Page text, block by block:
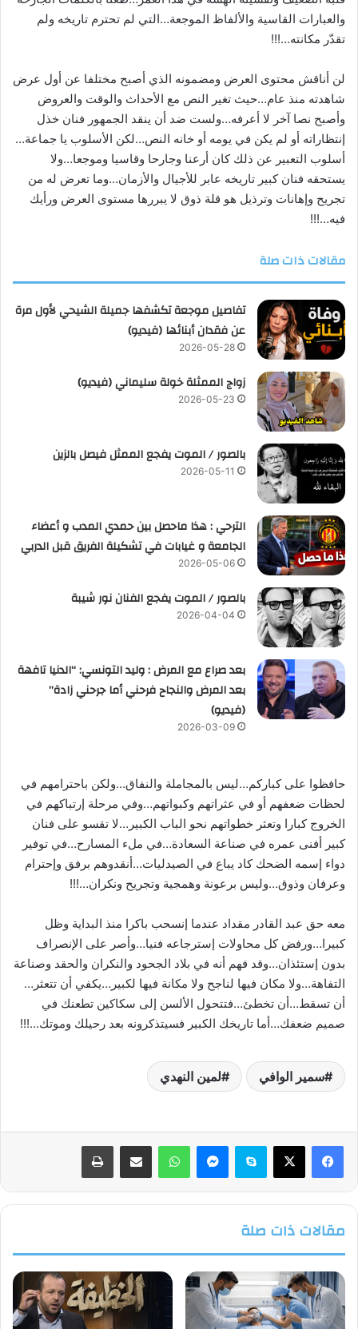
والعبارات القاسية والألفاظ الموجعة…التي لم تحترم تاريخه ولم
تقدّر مكانته…!!!
لن أناقش محتوى العرض ومضمونه الذي أصبح مختلفا عن أول عرض
شاهدته منذ عام…حيث تغير النص مع الأحداث والوقت والعروض
وأصبح نصا آخر لا أعرفه…ولست ضد أن ينقد الجمهور فنان خذل
إنتظاراته أو لم يكن في يومه أو خانه النص…لكن الأسلوب يا جماعة…
أسلوب التعبير عن ذلك كان أرعنا وجارحا وقاسيا وموجعا…ولا
يستحقه فنان كبير تاريخه عابر للأجيال والأزمان…وما تعرض له من
تجريح وإهانات وترذيل هو قلة ذوق لا يبررها مستوى العرض ورأيك
فيه…!!!
مقالات ذات صلة
تفاصيل موجعة تكشفها جميلة الشيحي لأول مرة
عن فقدان أبنائها (فيديو)
2026-05-28
زواج الممثلة خولة سليماني (فيديو)
2026-05-23
بالصور / الموت يفجع الممثل فيصل بالزين
2026-05-11
الترحي : هذا ماحصل بين حمدي المدب و أعضاء
الجامعة و غيابات في تشكيلة الفريق قبل الدربي
2026-05-06
بالصور / الموت يفجع الفنان نور شيبة
2026-04-04
بعد صراع مع المرض : وليد التونسي: “الدنيا تافهة
بعد المرض والنجاح فرحني أما جرحني زادة”
(فيديو)
2026-03-09
حافظوا على كباركم…ليس بالمجاملة والنفاق…ولكن باحترامهم في
لحظات ضعفهم أو في عثراتهم وكبواتهم…وفي مرحلة إرتباكهم في
الخروج كبارا وتعثر خطواتهم نحو الباب الكبير…لا تقسو على فنان
كبير أفنى عمره في صناعة السعادة…في ملء المسارح…في توفير
دواء إسمه الضحك كاد يباع في الصيدليات…أنقدوهم برفق وإحترام
وعرفان وذوق…وليس برعونة وهمجية وتجريح ونكران…!!!
معه حق عبد القادر مقداد عندما إنسحب باكرا منذ البداية وظل
كبيرا…ورفض كل محاولات إسترجاعه فنيا…وأصر على الإنصراف
بدون إستئذان…وقد فهم أنه في بلاد الجحود والنكران والحقد وصناعة
التفاهة…ولا مكان فيها لناجح ولا مكانة فيها لكبير…يكفي أن تتعثر…
أن تسقط…أن تخطئ…فتتحول الألسن إلى سكاكين تطعنك في
صميم ضعفك…أما تاريخك الكبير فسيتذكرونه بعد رحيلك وموتك…!!!
سمير الوافي لمين النهدي
فيسبوك سكايب واتساب
مقالات ذات صلة